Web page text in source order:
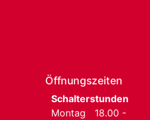
Öffnungszeiten
Schalterstunden
Montag 18.00 -